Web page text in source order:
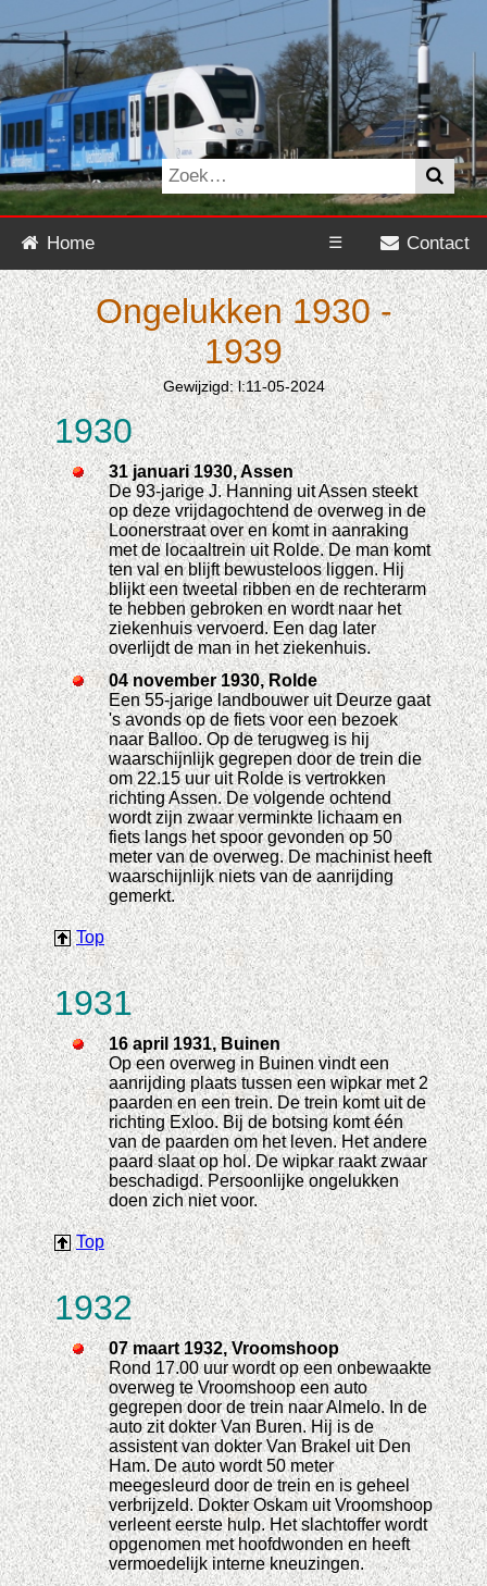
Home Contact
☰
Ongelukken 1930 -
1939
Gewijzigd: l:11-05-2024
1930
31 januari 1930, Assen
De 93-jarige J. Hanning uit Assen steekt
op deze vrijdagochtend de overweg in de
Loonerstraat over en komt in aanraking
met de locaaltrein uit Rolde. De man komt
ten val en blijft bewusteloos liggen. Hij
blijkt een tweetal ribben en de rechterarm
te hebben gebroken en wordt naar het
ziekenhuis vervoerd. Een dag later
overlijdt de man in het ziekenhuis.
04 november 1930, Rolde
Een 55-jarige landbouwer uit Deurze gaat
's avonds op de fiets voor een bezoek
naar Balloo. Op de terugweg is hij
waarschijnlijk gegrepen door de trein die
om 22.15 uur uit Rolde is vertrokken
richting Assen. De volgende ochtend
wordt zijn zwaar verminkte lichaam en
fiets langs het spoor gevonden op 50
meter van de overweg. De machinist heeft
waarschijnlijk niets van de aanrijding
gemerkt.
Top
1931
16 april 1931, Buinen
Op een overweg in Buinen vindt een
aanrijding plaats tussen een wipkar met 2
paarden en een trein. De trein komt uit de
richting Exloo. Bij de botsing komt één
van de paarden om het leven. Het andere
paard slaat op hol. De wipkar raakt zwaar
beschadigd. Persoonlijke ongelukken
doen zich niet voor.
Top
1932
07 maart 1932, Vroomshoop
Rond 17.00 uur wordt op een onbewaakte
overweg te Vroomshoop een auto
gegrepen door de trein naar Almelo. In de
auto zit dokter Van Buren. Hij is de
assistent van dokter Van Brakel uit Den
Ham. De auto wordt 50 meter
meegesleurd door de trein en is geheel
verbrijzeld. Dokter Oskam uit Vroomshoop
verleent eerste hulp. Het slachtoffer wordt
opgenomen met hoofdwonden en heeft
vermoedelijk interne kneuzingen.